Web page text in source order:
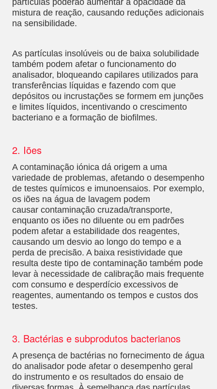
partículas poderão aumentar a opacidade da
mistura de reação, causando reduções adicionais
na sensibilidade.
As partículas insolúveis ou de baixa solubilidade
também podem afetar o funcionamento do
analisador, bloqueando capilares utilizados para
transferências líquidas e fazendo com que
depósitos ou incrustações se formem em junções
e limites líquidos, incentivando o crescimento
bacteriano e a formação de biofilmes.
2. Iões
A contaminação iónica dá origem a uma
variedade de problemas, afetando o desempenho
de testes químicos e imunoensaios. Por exemplo,
os iões na água de lavagem podem
causar contaminação cruzada/transporte,
enquanto os iões no diluente ou em padrões
podem afetar a estabilidade dos reagentes,
causando um desvio ao longo do tempo e a
perda de precisão. A baixa resistividade que
resulta deste tipo de contaminação também pode
levar à necessidade de calibração mais frequente
com consumo e desperdício excessivos de
reagentes, aumentando os tempos e custos dos
testes.
3. Bactérias e subprodutos bacterianos
A presença de bactérias no fornecimento de água
do analisador pode afetar o desempenho geral
do instrumento e os resultados do ensaio de